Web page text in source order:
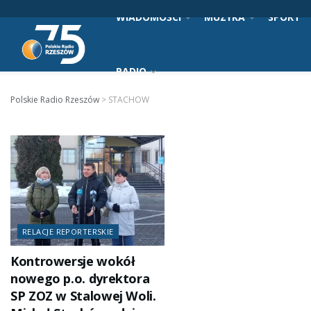
WIADOMOŚCI MUZYKA SPORT
RADIO
Polskie Radio Rzeszów > STACHOW
RELACJE REPORTERSKIE
Kontrowersje wokół
nowego p.o. dyrektora
SP ZOZ w Stalowej Woli.